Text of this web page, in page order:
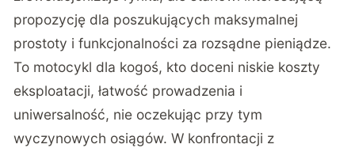
propozycję dla poszukujących maksymalnej
prostoty i funkcjonalności za rozsądne pieniądze.
To motocykl dla kogoś, kto doceni niskie koszty
eksploatacji, łatwość prowadzenia i
uniwersalność, nie oczekując przy tym
wyczynowych osiągów. W konfrontacji z